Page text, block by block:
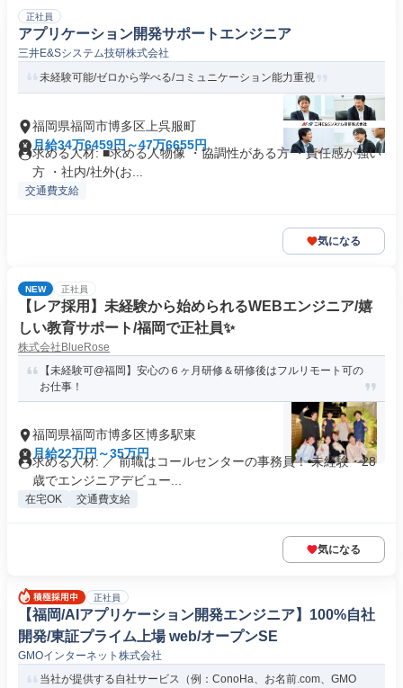
正社員
アプリケーション開発サポートエンジニア
三井E&Sシステム技研株式会社
未経験可能/ゼロから学べる/コミュニケーション能力重視
福岡県福岡市博多区上呉服町
月給34万6459円～47万6655円
求める人材: ■求める人物像 ・協調性がある方 ・責任感が強い
方 ・社内/社外(お...
交通費支給
気になる
NEW 正社員
【レア採用】未経験から始められるWEBエンジニア/嬉
しい教育サポート/福岡で正社員✨
株式会社BlueRose
【未経験可@福岡】安心の６ヶ月研修＆研修後はフルリモート可の
お仕事！
福岡県福岡市博多区博多駅東
月給22万円～35万円
求める人材: ／ 前職はコールセンターの事務員！ 未経験・28
歳でエンジニアデビュー...
在宅OK 交通費支給
気になる
正社員
【福岡/AIアプリケーション開発エンジニア】100%自社
開発/東証プライム上場 web/オープンSE
GMOインターネット株式会社
当社が提供する自社サービス（例：ConoHa、お名前.com、GMO